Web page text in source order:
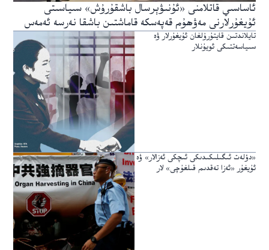
ئاساسىي قاتلامنى «ئۇنىۋېرسال باشقۇرۇش» سىياسىتى
ئۇيغۇرلارنى مەۋھۇم قەپەسكە قاماشتىن باشقا نەرسە ئەمەس
تايلاندتىن قايتۇرۇلغان ئۇيغۇرلار ۋە
سىياسەتتىكى ئويۇنلار
«دۆلەت ئىگىلىكىدىكى ئىچكى ئەزالار» ۋە
ئۇيغۇر «ئەزا تەقدىم قىلغۇچى» لار